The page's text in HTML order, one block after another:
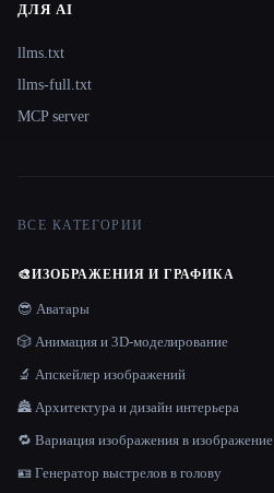
ДЛЯ AI
llms.txt
llms-full.txt
MCP server
ВСЕ КАТЕГОРИИ
🎨ИЗОБРАЖЕНИЯ И ГРАФИКА
😎 Аватары
🎲 Анимация и 3D-моделирование
🔬 Апскейлер изображений
🏯 Архитектура и дизайн интерьера
🔁 Вариация изображения в изображение
🪪 Генератор выстрелов в голову